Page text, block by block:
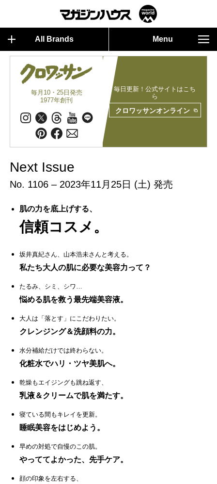
All Brands Menu
毎月10・25日発売
1977年創刊
毎日更新！公式サイトはこち
ら
クロワッサンオンライン
Next Issue
No. 1106 – 2023年11月25日 (土) 発売
肌の力を底上げする、
信頼コスメ。
坂井真紀さん、山本浩未さんと考える。
私たち大人の肌に必要な美容力って？
たるみ、シミ、シワ…
悩める肌を救う最先端美容液。
大人は「落とす」にこだわりたい。
クレンジング＆洗顔料の力。
水分補給だけでは終わらない。
化粧水でハリ・ツヤ美肌へ。
乾燥もエイジングも跳ね返す、
乳液＆クリームで肌を満たす。
寝ている間もキレイを更新。
睡眠美容をはじめよう。
早めの対処で自慢のこの肌。
やっててよかった、先手ケア。
顔の印象を左右する、